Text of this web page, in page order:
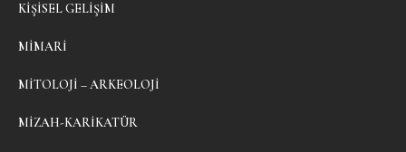
KIŞISEL GELIŞIM
MIMARI
MITOLOJI – ARKEOLOJI
MIZAH-KARIKATÜR